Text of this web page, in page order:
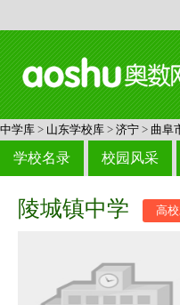
中学库 > 山东学校库 > 济宁 > 曲阜
学校名录 校园风采
陵城镇中学 高